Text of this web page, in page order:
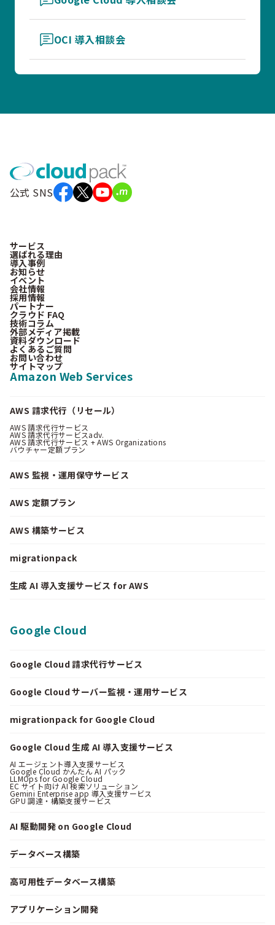
OCI 導入相談会
公式 SNS
サービス
選ばれる理由
導入事例
お知らせ
イベント
会社情報
採用情報
パートナー
クラウド FAQ
技術コラム
外部メディア掲載
資料ダウンロード
よくあるご質問
お問い合わせ
サイトマップ
Amazon Web Services
AWS 請求代行（リセール）
AWS 請求代行サービス
AWS 請求代行サービスadv.
AWS 請求代行サービス + AWS Organizations
バウチャー定額プラン
AWS 監視・運用保守サービス
AWS 定額プラン
AWS 構築サービス
migrationpack
生成 AI 導入支援サービス for AWS
Google Cloud
Google Cloud 請求代行サービス
Google Cloud サーバー監視・運用サービス
migrationpack for Google Cloud
Google Cloud 生成 AI 導入支援サービス
AI エージェント導入支援サービス
Google Cloud かんたん AI パック
LLMOps for Google Cloud
EC サイト向け AI 検索ソリューション
Gemini Enterprise app 導入支援サービス
GPU 調達・構築支援サービス
AI 駆動開発 on Google Cloud
データベース構築
高可用性データベース構築
アプリケーション開発